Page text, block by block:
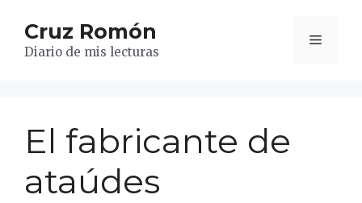
contenido
Cruz Romón
Diario de mis lecturas
Menú
El fabricante de
ataúdes